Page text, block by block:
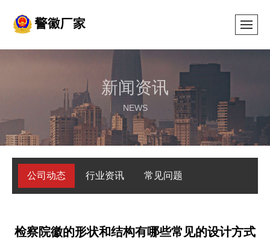
新闻资讯
NEWS
公司动态 行业资讯 常见问题
检察院徽的形状和结构有哪些常见的设计方式